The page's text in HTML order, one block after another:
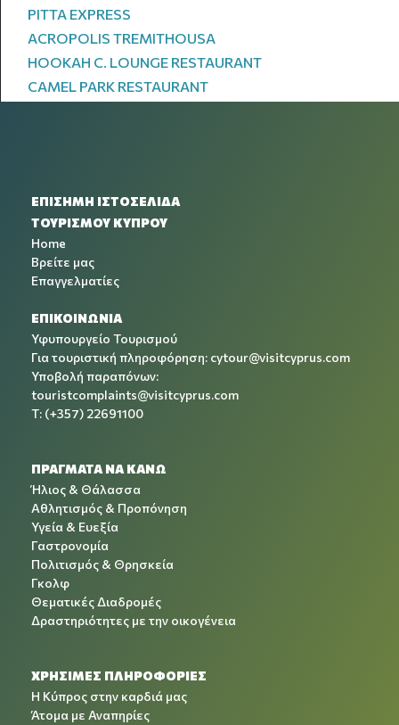
PITTA EXPRESS
ACROPOLIS TREMITHOUSA
HOOKAH C. LOUNGE RESTAURANT
CAMEL PARK RESTAURANT
ΕΠΙΣΗΜΗ ΙΣΤΟΣΕΛΙΔΑ
ΤΟΥΡΙΣΜΟΥ ΚΥΠΡΟΥ
Home
Βρείτε μας
Επαγγελματίες
ΕΠΙΚΟΙΝΩΝΙΑ
Υφυπουργείο Τουρισμού
Για τουριστική πληροφόρηση: cytour@visitcyprus.com
Υποβολή παραπόνων:
touristcomplaints@visitcyprus.com
T: (+357) 22691100
ΠΡΑΓΜΑΤΑ ΝΑ ΚΑΝΩ
Ήλιος & Θάλασσα
Αθλητισμός & Προπόνηση
Υγεία & Ευεξία
Γαστρονομία
Πολιτισμός & Θρησκεία
Γκολφ
Θεματικές Διαδρομές
Δραστηριότητες με την οικογένεια
ΧΡΉΣΙΜΕΣ ΠΛΗΡΟΦΟΡΊΕΣ
Η Κύπρος στην καρδιά μας
Άτομα με Αναπηρίες